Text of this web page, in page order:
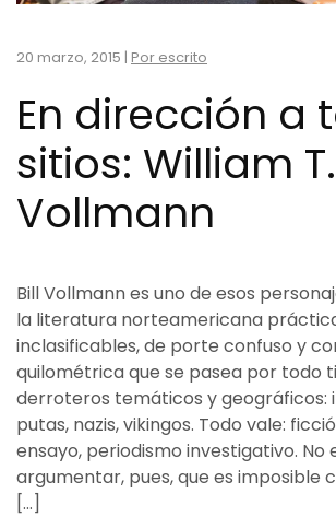
20 marzo, 2015 | Por escrito
En dirección a
sitios: William T.
Vollmann
Bill Vollmann es uno de esos
la literatura norteamericana
inclasificables, de porte confuso y
quilométrica que se pasea por todo
derroteros temáticos y geográficos:
putas, nazis, vikingos. Todo vale:
ensayo, periodismo investigativo. No
argumentar, pues, que es imposible
[…]